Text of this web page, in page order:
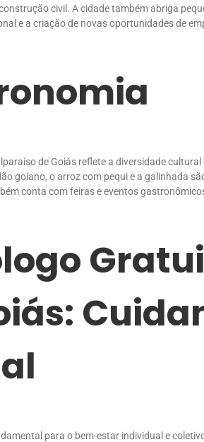
civil. A cidade também abriga
e a criação de novas oportunidades de
de Goiás reflete a diversidade
goiano, o arroz com pequi e a galinhada
conta com feiras e eventos
para o bem-estar individual e